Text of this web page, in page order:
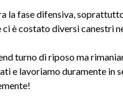
la fase difensiva,
è costato diversi canestri
turno di riposo ma
e lavoriamo duramente in